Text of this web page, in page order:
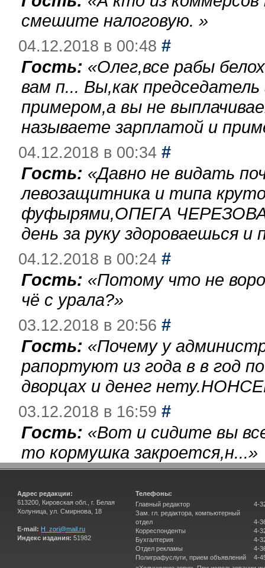
смешите налоговую. »
04.12.2018 в 00:48 #
Гость: «Олег,все рабы
вам п... Вы,как
примером,а вы не
называете зарплатой и
04.12.2018 в 00:34 #
Гость: «Давно не видать
левозащитника и типа
фуфырями,ОПЕГА
день за руку здороваешься
04.12.2018 в 00:24 #
Гость: «Потому что не
чё с урала?»
03.12.2018 в 20:56 #
Гость: «Почему у
рапортуют из года в в год
дворцах и денег
03.12.2018 в 16:59 #
Гость: «Вот и сидите вы
то кормушка закроется,н...»
Адрес редакции:
613200, Кировская обл., г. Белая
Холуница, ул. Смирнова, 18
E-mail: H_zori@mail.ru
Индекс издания: 51982
Телефоны:
Главный редактор
Зам. гл. редактора, компьютерный
отдел
Корреспонденты
Бухгалтерия
Отдел рекламы
Полиграфуслуги, прием объявлений
4-
4-
4-
4-
4-
4-